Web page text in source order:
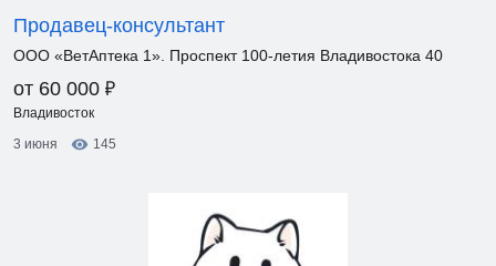
Продавец-консультант
ООО «ВетАптека 1». Проспект 100-летия Владивостока 40
от 60 000 ₽
Владивосток
3 июня
145